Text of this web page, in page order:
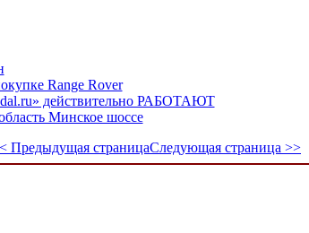
Range Rover
действительно РАБОТАЮТ
Минское шоссе
Предыдущая страницаСледующая страница >>